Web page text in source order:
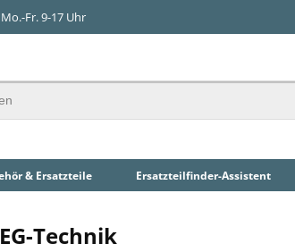
Fr. 9-17 Uhr
& Ersatzteile Ersatzteilfinder-Assistent
Technik